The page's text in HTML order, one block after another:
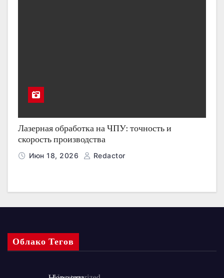
Лазерная обработка на ЧПУ: точность и
скорость производства
Июн 18, 2026 Redactor
Облако Тегов